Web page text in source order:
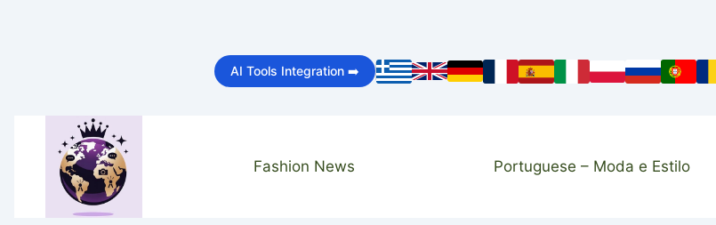
AI Tools Integration ➡️
Fashion News Portuguese – Moda e Estilo